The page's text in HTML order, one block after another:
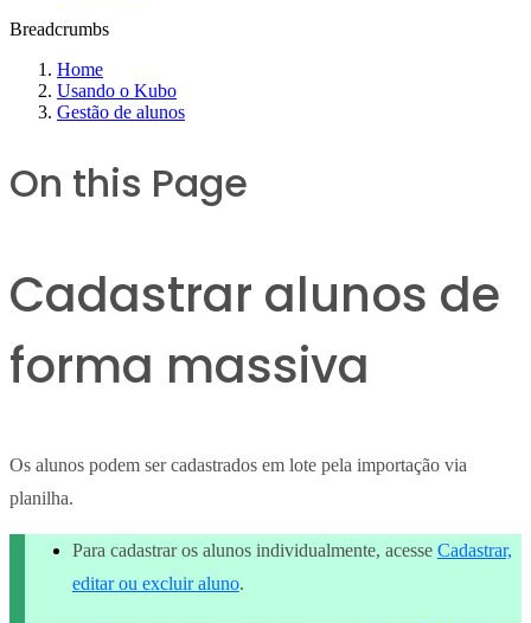
Breadcrumbs
Home
Usando o Kubo
Gestão de alunos
On this Page
Cadastrar alunos de
forma massiva
Os alunos podem ser cadastrados em lote pela importação via
planilha.
Para cadastrar os alunos individualmente, acesse Cadastrar,
editar ou excluir aluno.